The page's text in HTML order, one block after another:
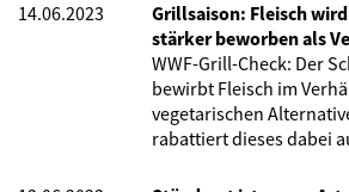
14.06.2023
Grillsaison: Fleisch
stärker beworben als
WWF-Grill-Check: Der
bewirbt Fleisch im
vegetarischen
rabattiert dieses dabei